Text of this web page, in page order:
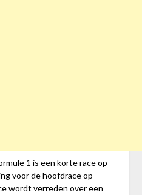
1 is een korte race op
voor de hoofdrace op
wordt verreden over een